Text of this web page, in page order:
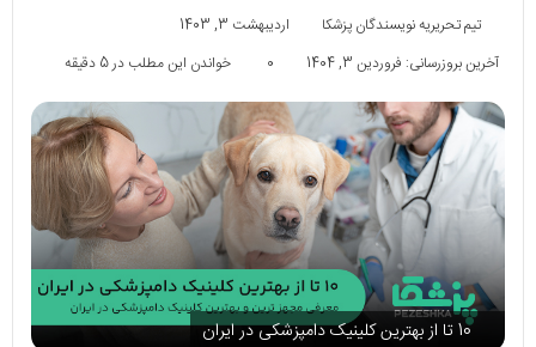
تیم تحریریه نویسندگان پزشکا
اردیبهشت 3, 1403
آخرین بروزرسانی: فروردین 3, 1404
0 خواندن این مطلب در 5 دقیقه
10 تا از بهترین کلینیک دامپزشکی در ایران